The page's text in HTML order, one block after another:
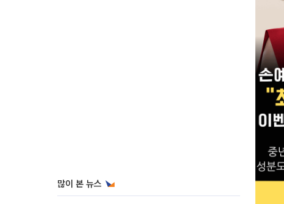
많이 본 뉴스